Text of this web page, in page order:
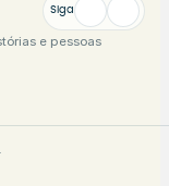
Siga
e pessoas